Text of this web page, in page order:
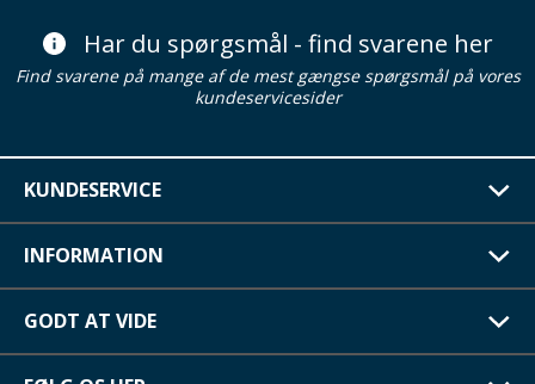
Har du spørgsmål - find svarene her
Find svarene på mange af de mest gængse spørgsmål på vores
kundeservicesider
KUNDESERVICE
INFORMATION
GODT AT VIDE